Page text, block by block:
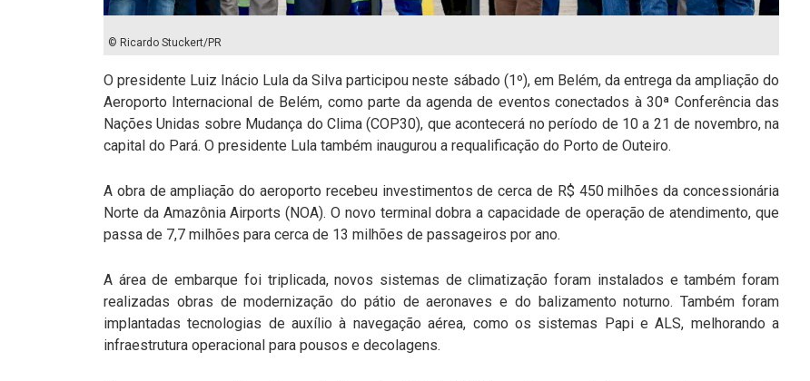
© Ricardo Stuckert/PR
O presidente Luiz Inácio Lula da Silva participou neste sábado (1º), em Belém, da entrega da ampliação do
Aeroporto Internacional de Belém, como parte da agenda de eventos conectados à 30ª Conferência das
Nações Unidas sobre Mudança do Clima (COP30), que acontecerá no período de 10 a 21 de novembro, na
capital do Pará. O presidente Lula também inaugurou a requalificação do Porto de Outeiro.
A obra de ampliação do aeroporto recebeu investimentos de cerca de R$ 450 milhões da concessionária
Norte da Amazônia Airports (NOA). O novo terminal dobra a capacidade de operação de atendimento, que
passa de 7,7 milhões para cerca de 13 milhões de passageiros por ano.
A área de embarque foi triplicada, novos sistemas de climatização foram instalados e também foram
realizadas obras de modernização do pátio de aeronaves e do balizamento noturno. Também foram
implantadas tecnologias de auxílio à navegação aérea, como os sistemas Papi e ALS, melhorando a
infraestrutura operacional para pousos e decolagens.